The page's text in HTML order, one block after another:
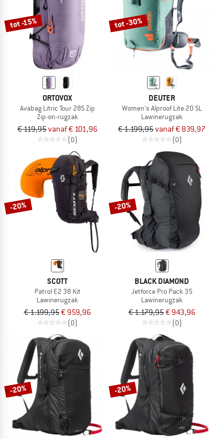
tot -15%
ORTOVOX
Avabag Litric Tour 28S Zip
Zip-on-rugzak
€ 119,95vanaf € 101,96
(0)
tot -30%
DEUTER
Women's Alproof Lite 20 SL
Lawinerugzak
€ 1.199,95vanaf € 839,97
(0)
-20%
SCOTT
Patrol E2 38 Kit
Lawinerugzak
€ 1.199,95€ 959,96
(0)
-20%
BLACK DIAMOND
Jetforce Pro Pack 35
Lawinerugzak
€ 1.179,95€ 943,96
(0)
-20% -20%